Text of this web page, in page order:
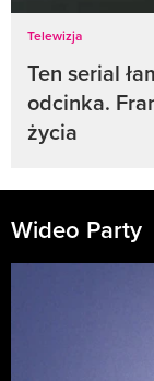
Telewizja
Ten serial
odcinka.
życia
Wideo Party